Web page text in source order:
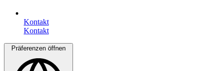
Kontakt
Präferenzen öffnen